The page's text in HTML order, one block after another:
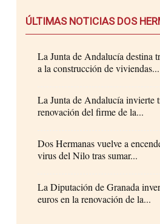
ÚLTIMAS NOTICIAS DOS
La Junta de Andalucía destina
a la construcción de viviendas...
La Junta de Andalucía invierte
renovación del firme de la...
Dos Hermanas vuelve a
virus del Nilo tras sumar...
La Diputación de Granada
euros en la renovación de la...